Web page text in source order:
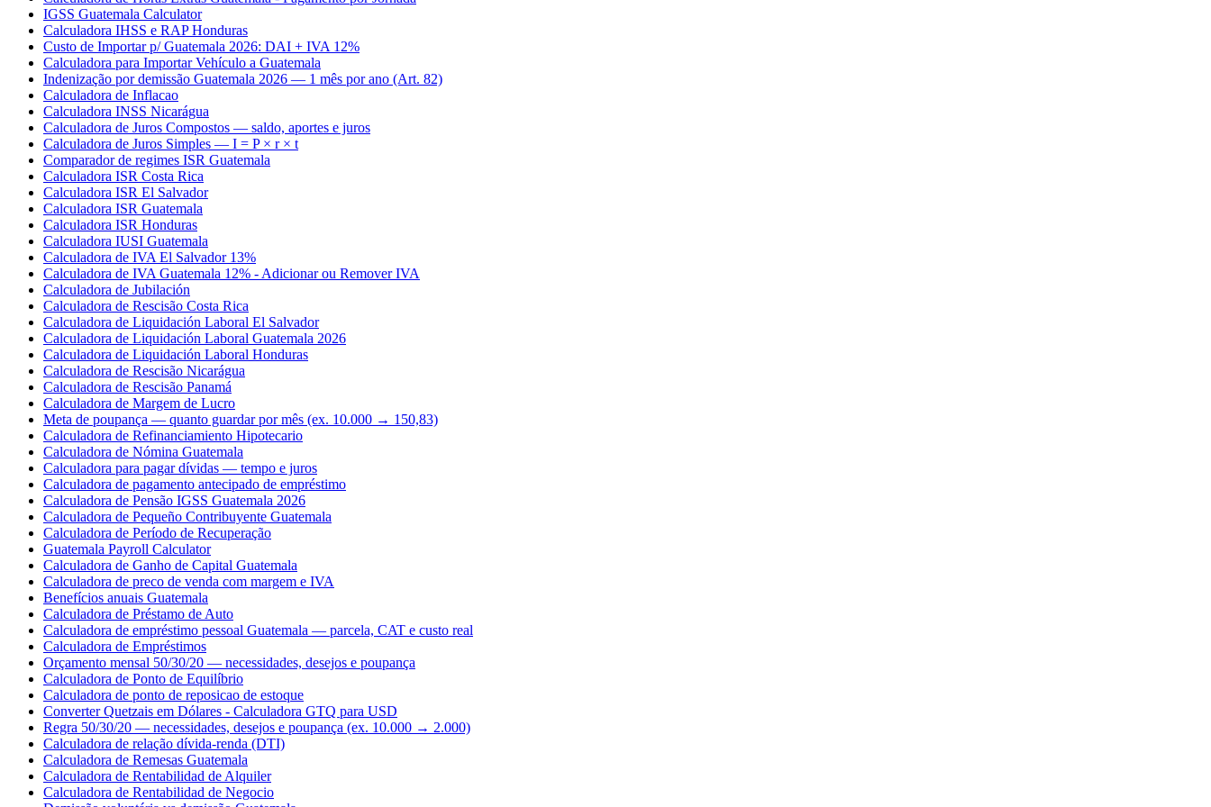
IGSS Guatemala Calculator
Calculadora IHSS e RAP Honduras
Custo de Importar p/ Guatemala 2026: DAI + IVA 12%
Calculadora para Importar Vehículo a Guatemala
Indenização por demissão Guatemala 2026 — 1 mês por ano (Art. 82)
Calculadora de Inflacao
Calculadora INSS Nicarágua
Calculadora de Juros Compostos — saldo, aportes e juros
Calculadora de Juros Simples — I = P × r × t
Comparador de regimes ISR Guatemala
Calculadora ISR Costa Rica
Calculadora ISR El Salvador
Calculadora ISR Guatemala
Calculadora ISR Honduras
Calculadora IUSI Guatemala
Calculadora de IVA El Salvador 13%
Calculadora de IVA Guatemala 12% - Adicionar ou Remover IVA
Calculadora de Jubilación
Calculadora de Rescisão Costa Rica
Calculadora de Liquidación Laboral El Salvador
Calculadora de Liquidación Laboral Guatemala 2026
Calculadora de Liquidación Laboral Honduras
Calculadora de Rescisão Nicarágua
Calculadora de Rescisão Panamá
Calculadora de Margem de Lucro
Meta de poupança — quanto guardar por mês (ex. 10.000 → 150,83)
Calculadora de Refinanciamiento Hipotecario
Calculadora de Nómina Guatemala
Calculadora para pagar dívidas — tempo e juros
Calculadora de pagamento antecipado de empréstimo
Calculadora de Pensão IGSS Guatemala 2026
Calculadora de Pequeño Contribuyente Guatemala
Calculadora de Período de Recuperação
Guatemala Payroll Calculator
Calculadora de Ganho de Capital Guatemala
Calculadora de preco de venda com margem e IVA
Benefícios anuais Guatemala
Calculadora de Préstamo de Auto
Calculadora de empréstimo pessoal Guatemala — parcela, CAT e custo real
Calculadora de Empréstimos
Orçamento mensal 50/30/20 — necessidades, desejos e poupança
Calculadora de Ponto de Equilíbrio
Calculadora de ponto de reposicao de estoque
Converter Quetzais em Dólares - Calculadora GTQ para USD
Regra 50/30/20 — necessidades, desejos e poupança (ex. 10.000 → 2.000)
Calculadora de relação dívida-renda (DTI)
Calculadora de Remesas Guatemala
Calculadora de Rentabilidad de Alquiler
Calculadora de Rentabilidad de Negocio